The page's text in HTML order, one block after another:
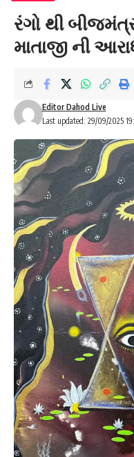
રંગો થી
માતાજી ની
Last updated: 29/09/2025
Editor Dahod Live